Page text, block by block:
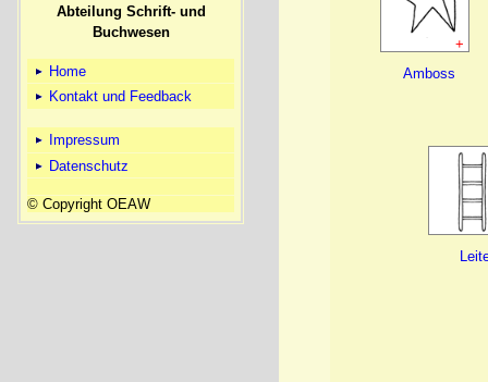
Abteilung Schrift- und
Buchwesen
Home
Kontakt und Feedback
Impressum
Datenschutz
© Copyright OEAW
+
Amboss